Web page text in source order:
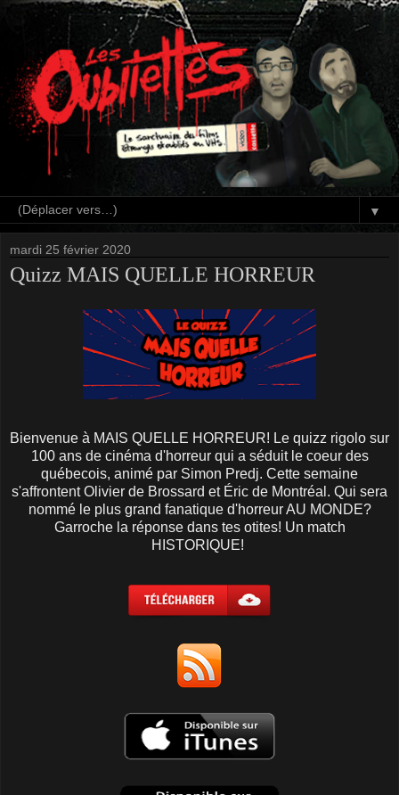
▼
mardi 25 février 2020
Quizz MAIS QUELLE HORREUR
Bienvenue à MAIS QUELLE HORREUR! Le quizz rigolo sur
100 ans de cinéma d'horreur qui a séduit le coeur des
québecois, animé par Simon Predj. Cette semaine
s'affrontent Olivier de Brossard et Éric de Montréal. Qui sera
nommé le plus grand fanatique d'horreur AU MONDE?
Garroche la réponse dans tes otites! Un match
HISTORIQUE!